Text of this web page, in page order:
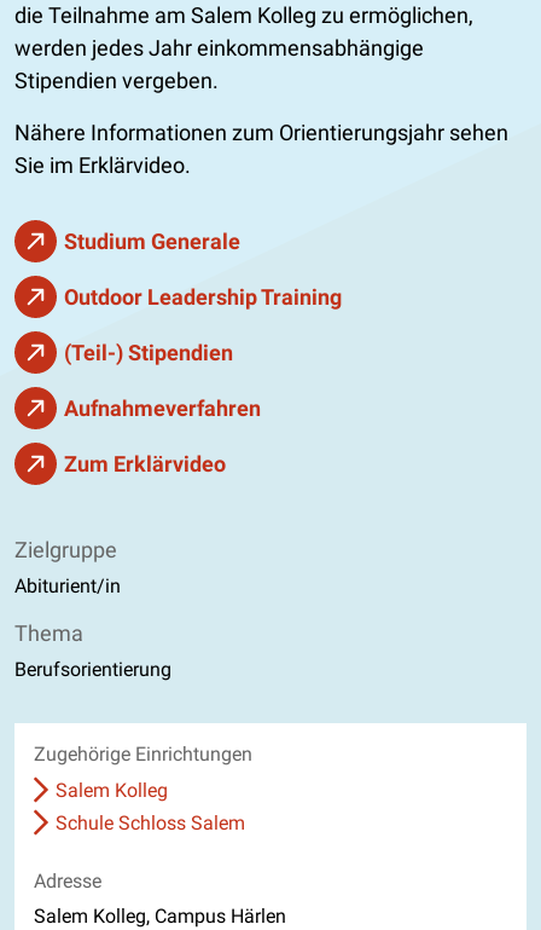
die Teilnahme am Salem Kolleg zu ermöglichen,
werden jedes Jahr einkommensabhängige
Stipendien vergeben.
Nähere Informationen zum Orientierungsjahr sehen
Sie im Erklärvideo.
Studium Generale
Outdoor Leadership Training
(Teil-) Stipendien
Aufnahmeverfahren
Zum Erklärvideo
Zielgruppe
Abiturient/in
Thema
Berufsorientierung
Zugehörige Einrichtungen
Salem Kolleg
Schule Schloss Salem
Adresse
Salem Kolleg, Campus Härlen